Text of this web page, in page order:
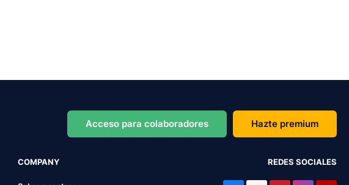
Acceso para colaboradores Hazte premium
COMPANY REDES SOCIALES